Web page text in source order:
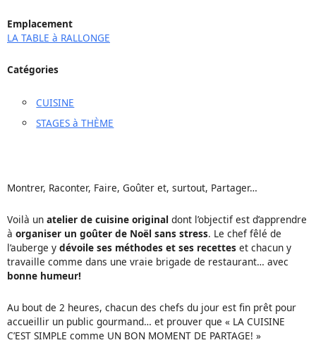
Emplacement
LA TABLE à RALLONGE
Catégories
CUISINE
STAGES à THÈME
Montrer, Raconter, Faire, Goûter et, surtout, Partager…
Voilà un atelier de cuisine original dont l’objectif est d’apprendre
à organiser un goûter de Noël sans stress. Le chef fêlé de
l’auberge y dévoile ses méthodes et ses recettes et chacun y
travaille comme dans une vraie brigade de restaurant… avec
bonne humeur!
Au bout de 2 heures, chacun des chefs du jour est fin prêt pour
accueillir un public gourmand… et prouver que « LA CUISINE
C’EST SIMPLE comme UN BON MOMENT DE PARTAGE! »